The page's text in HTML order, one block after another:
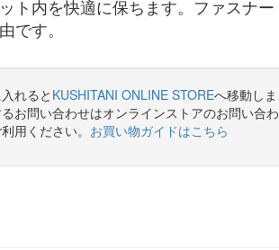
れると KUSHITANI ONLINE STOREへ移動しま
お問い合わせはオンラインストアのお問い合わ
用ください。 お買い物ガイドはこちら